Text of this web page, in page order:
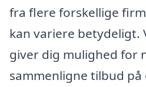
fra flere forskellige
kan variere betydeligt.
giver dig mulighed for
sammenligne tilbud